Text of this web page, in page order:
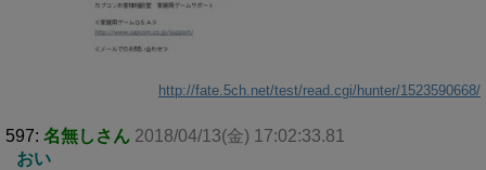
http://fate.5ch.net/test/read.cgi/hunter/1523590668/
597: 名無しさん 2018/04/13(金) 17:02:33.81
おい